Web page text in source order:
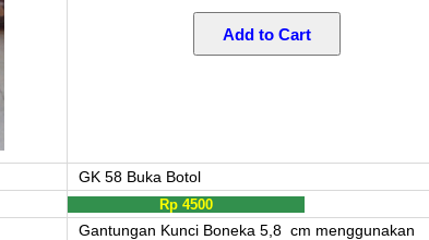
GK 58 Buka Botol
Rp 4500
Gantungan Kunci Boneka 5,8 cm menggunakan